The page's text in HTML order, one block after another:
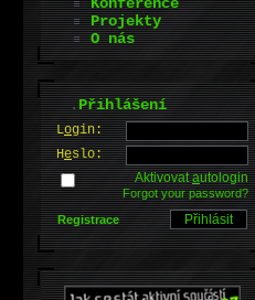
Projekty
O nás
.Přihlášení
Login:
Heslo:
Aktivovatautologin
Forgot your password?
Registrace